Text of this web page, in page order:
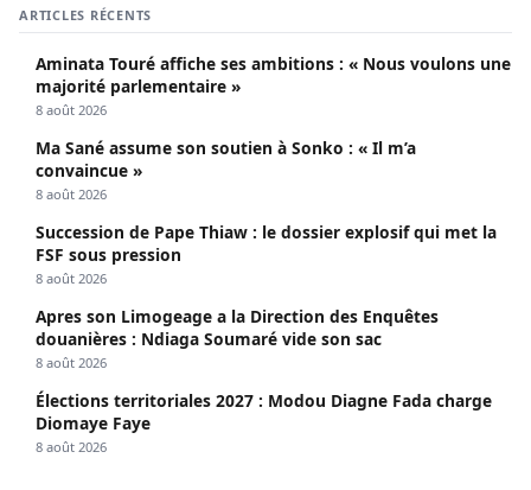
ARTICLES RÉCENTS
Aminata Touré affiche ses ambitions : « Nous voulons une
majorité parlementaire »
8 août 2026
Ma Sané assume son soutien à Sonko : « Il m’a
convaincue »
8 août 2026
Succession de Pape Thiaw : le dossier explosif qui met la
FSF sous pression
8 août 2026
Apres son Limogeage a la Direction des Enquêtes
douanières : Ndiaga Soumaré vide son sac
8 août 2026
Élections territoriales 2027 : Modou Diagne Fada charge
Diomaye Faye
8 août 2026